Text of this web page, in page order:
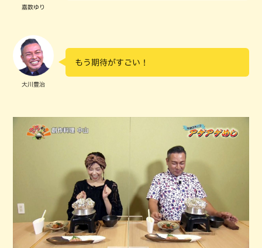
嘉数ゆり
大川豊治
もう期待がすごい！